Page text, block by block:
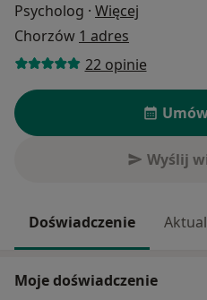
Psycholog · Więcej
Chorzów 1 adres
22 opinie
Wyślij
Doświadczenie
Moje doświadczenie